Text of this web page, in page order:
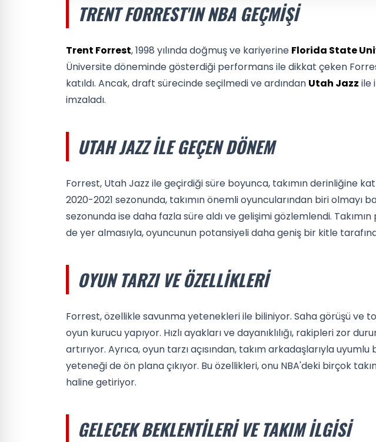
TRENT FORREST'IN NBA GEÇMIŞI
Trent Forrest, 1998 yılında doğmuş ve kariyerine Florida State
Üniversite döneminde gösterdiği performans ile dikkat çeken
katıldı. Ancak, draft sürecinde seçilmedi ve ardından Utah Jazz ile
imzaladı.
UTAH JAZZ ILE GEÇEN DÖNEM
Forrest, Utah Jazz ile geçirdiği süre boyunca, takımın derinliğine
2020-2021 sezonunda, takımın önemli oyuncularından biri olmayı
sezonunda ise daha fazla süre aldı ve gelişimi gözlemlendi.
de yer almasıyla, oyuncunun potansiyeli daha geniş bir kitle
OYUN TARZI VE ÖZELLIKLERI
Forrest, özellikle savunma yetenekleri ile biliniyor. Saha görüşü ve
oyun kurucu yapıyor. Hızlı ayakları ve dayanıklılığı, rakipleri zor
artırıyor. Ayrıca, oyun tarzı açısından, takım arkadaşlarıyla
yeteneği de ön plana çıkıyor. Bu özellikleri, onu NBA'deki birçok
haline getiriyor.
GELECEK BEKLENTILERI VE TAKIM İLGISI